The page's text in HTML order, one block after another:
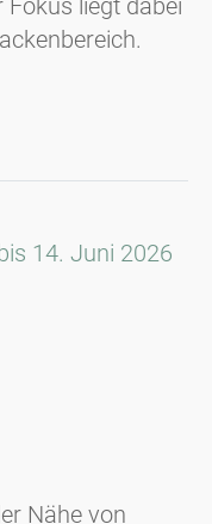
liegt dabei
14. Juni 2026
Nähe von